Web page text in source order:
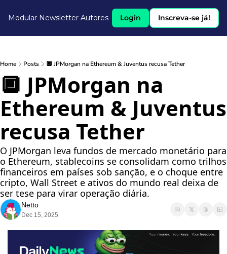
Modular Newsletter Autores Login Inscreva-se já!
Home Posts 🔲 JPMorgan na Ethereum & Juventus recusa Tether
🔲 JPMorgan na
Ethereum & Juventus
recusa Tether
O JPMorgan leva fundos de mercado monetário para
o Ethereum, stablecoins se consolidam como trilhos
financeiros em países sob sanção, e o choque entre
cripto, Wall Street e ativos do mundo real deixa de
ser tese para virar operação diária.
Netto
Dec 15, 2025